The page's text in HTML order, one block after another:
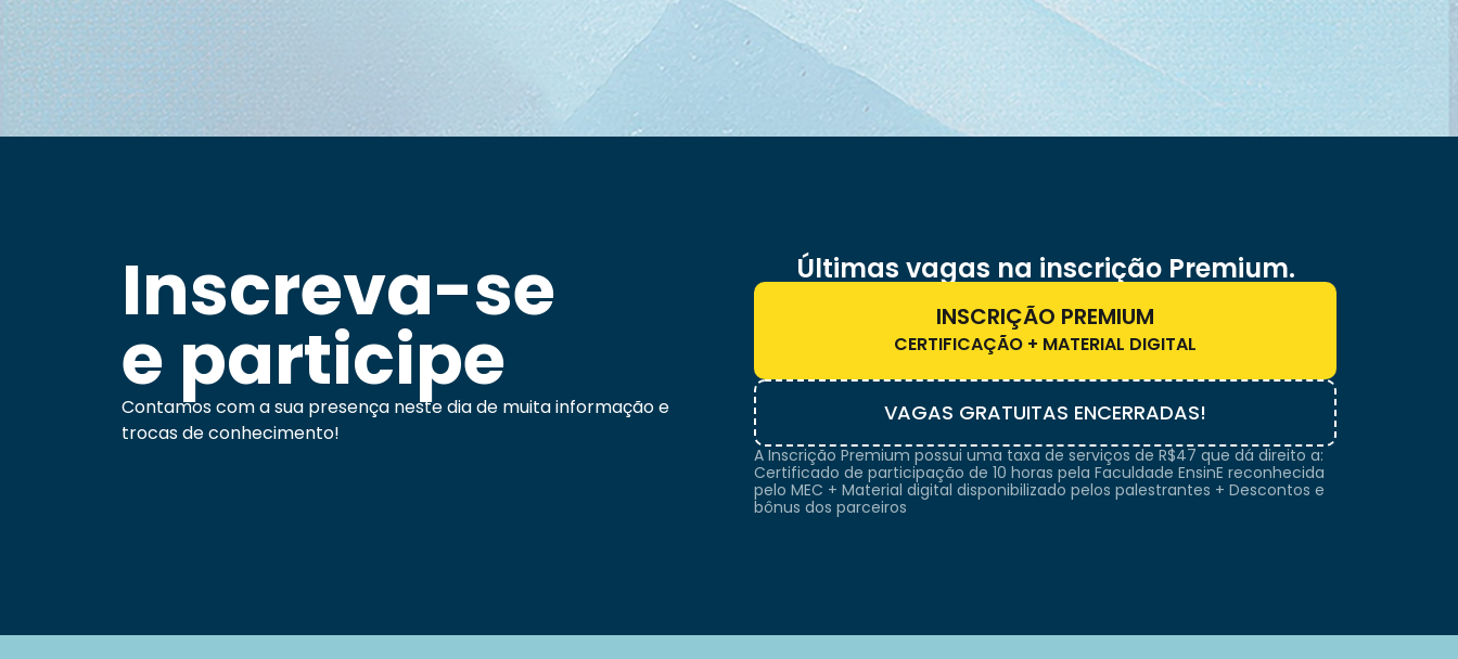
Inscreva-se
e participe
Contamos com a sua presença neste dia de muita informação e
trocas de conhecimento!
Últimas vagas na inscrição Premium.
INSCRIÇÃO PREMIUM
CERTIFICAÇÃO + MATERIAL DIGITAL
VAGAS GRATUITAS ENCERRADAS!
A Inscrição Premium possui uma taxa de serviços de R$47 que dá direito a:
Certificado de participação de 10 horas pela Faculdade EnsinE reconhecida
pelo MEC + Material digital disponibilizado pelos palestrantes + Descontos e
bônus dos parceiros